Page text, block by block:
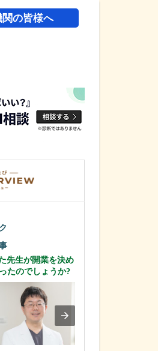
関の皆様へ
先生が開業を決め
たのでしょうか?